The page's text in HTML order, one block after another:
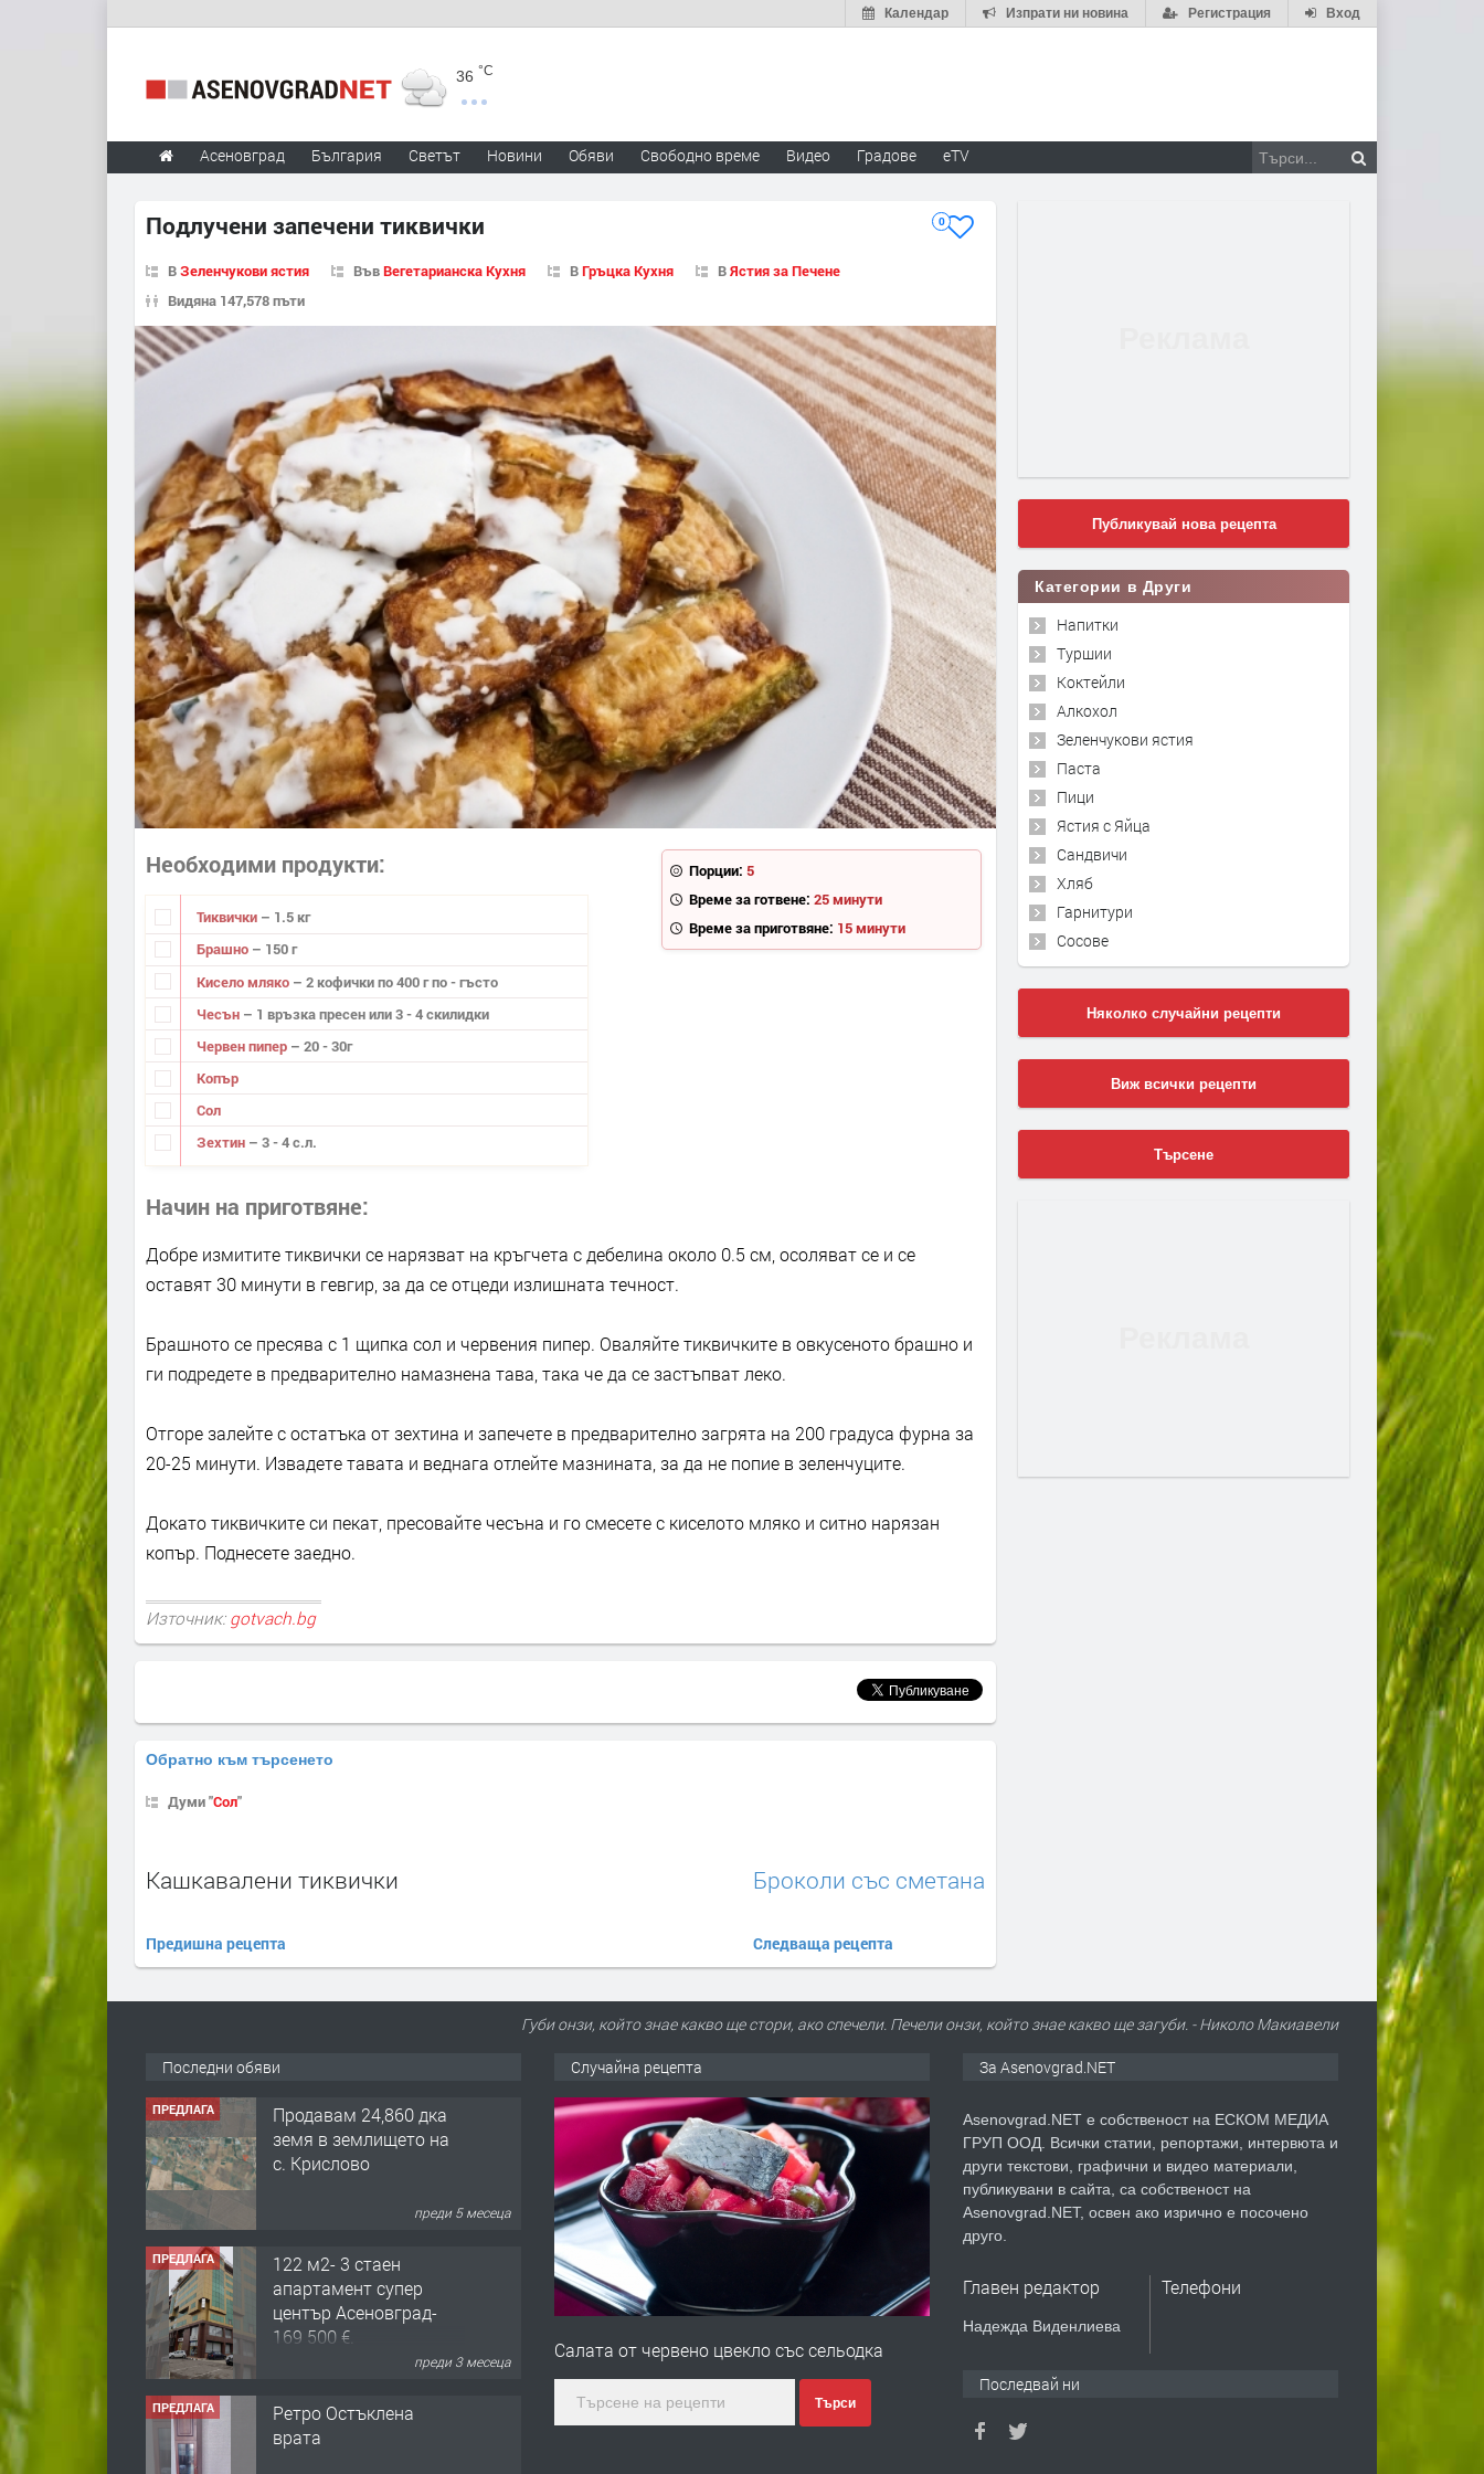
Вход
Регистрация
Изпрати ни новина
Календар
36 °C
Асеновград България Светът Новини Обяви Свободно време Видео Градове eTV
Подлучени запечени тиквички 0
ВЗеленчукови ястия ВъвВегетарианска Кухня ВГръцка Кухня ВЯстия за Печене
Видяна 147,578 пъти
Порции: 5
Време за готвене: 25 минути
Време за приготвяне: 15 минути
Необходими продукти
Тиквички – 1.5 кг
Брашно – 150 г
Кисело мляко – 2 кофички по 400 г по - гъсто
Чесън – 1 връзка пресен или 3 - 4 скилидки
Червен пипер – 20 - 30г
Копър
Сол
Зехтин – 3 - 4 с.л.
Начин на приготвяне
Добре измитите тиквички се нарязват на кръгчета с дебелина около 0.5 см, осоляват се и се
оставят 30 минути в гевгир, за да се отцеди излишната течност.
Брашното се пресява с 1 щипка сол и червения пипер. Оваляйте тиквичките в овкусеното брашно и
ги подредете в предварително намазнена тава, така че да се застъпват леко.
Отгоре залейте с остатъка от зехтина и запечете в предварително загрята на 200 градуса фурна за
20-25 минути. Извадете тавата и веднага отлейте мазнината, за да не попие в зеленчуците.
Докато тиквичките си пекат, пресовайте чесъна и го смесете с киселото мляко и ситно нарязан
копър. Поднесете заедно.
Източник: gotvach.bg
Обратно към търсенето
Думи "Сол"
Кашкавалени тиквички
Предишна рецепта
Броколи със сметана
Следваща рецепта
Публикувай нова рецепта
Категории в Други
Напитки
Туршии
Коктейли
Алкохол
Зеленчукови ястия
Паста
Пици
Ястия с Яйца
Сандвичи
Хляб
Гарнитури
Сосове
Няколко случайни рецепти
Виж всички рецепти
Търсене
Губи онзи, който знае какво ще стори, ако спечели. Печели онзи, който знае какво ще загуби. - Николо Макиавели
Последни обяви
ПРЕДЛАГА
Продавам 24,860 дка
земя в землището на
с. Крислово
преди 5 месеца
ПРЕДЛАГА
122 м2- 3 стаен
апартамент супер
център Асеновград-
169 500 €.
преди 3 месеца
ПРЕДЛАГА
Ретро Остъклена
врата
Случайна рецепта
Салата от червено цвекло със сельодка
Търси
За Asenovgrad.NET
Asenovgrad.NET е собственост на ЕСКОМ МЕДИА
ГРУП ООД. Всички статии, репортажи, интервюта и
други текстови, графични и видео материали,
публикувани в сайта, са собственост на
Asenovgrad.NET, освен ако изрично е посочено
друго.
Главен редактор
Надежда Виденлиева
Телефони
Последвай ни